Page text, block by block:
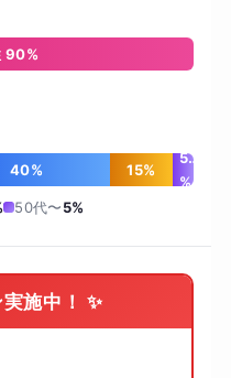
90%
40% 15%
5
%
50代〜5%
施中！ ✨